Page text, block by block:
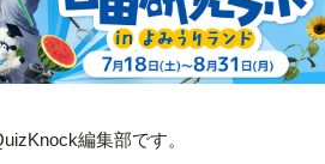
編集部です。